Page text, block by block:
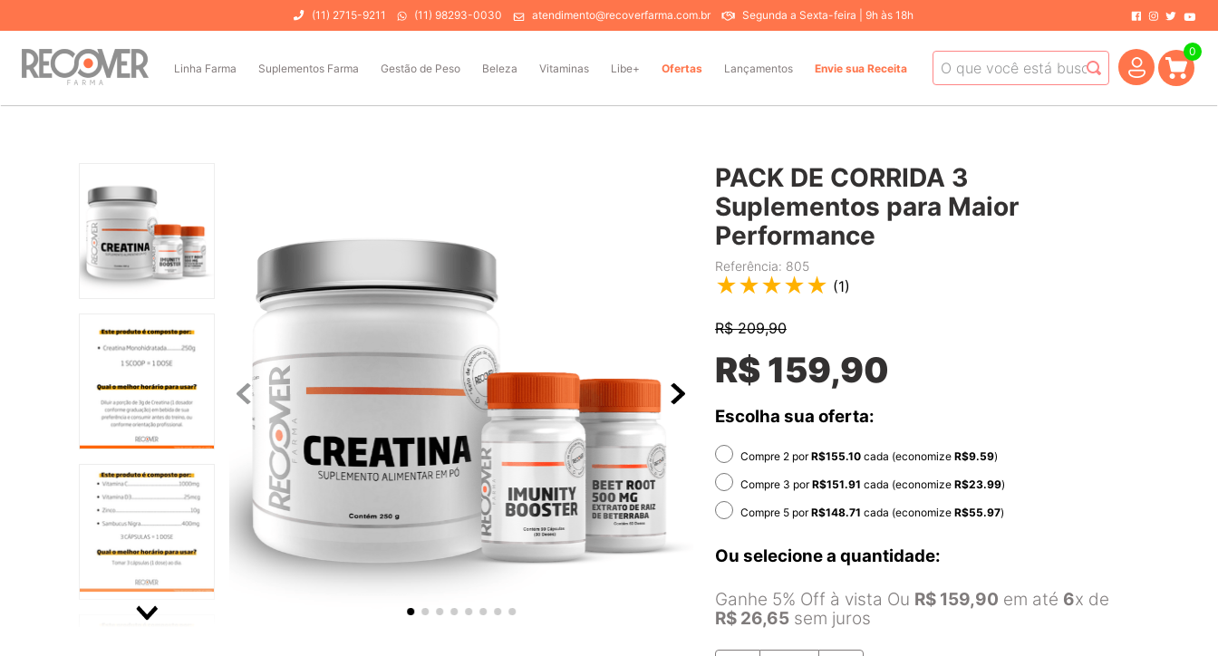
(11) 2715-9211 (11) 98293-0030 atendimento@recoverfarma.com.br Segunda a Sexta-feira | 9h às 18h
Linha Farma Suplementos Farma Gestão de Peso Beleza Vitaminas Libe+ Ofertas Lançamentos Envie sua Receita
O que você está buscando hoje? 0
PACK DE CORRIDA 3
Suplementos para Maior
Performance
Referência: 805
★★★★★ (1)
R$209,90
R$159,90
Escolha sua oferta:
Compre 2 porR$155.10cada (economize R$9.59)
Compre 3 porR$151.91 cada (economize R$23.99)
Compre 5 porR$148.71 cada (economize R$55.97)
Ou selecione a quantidade:
Ganhe 5% Off à vista Ou R$ 159,90 em até 6x de
R$ 26,65sem juros